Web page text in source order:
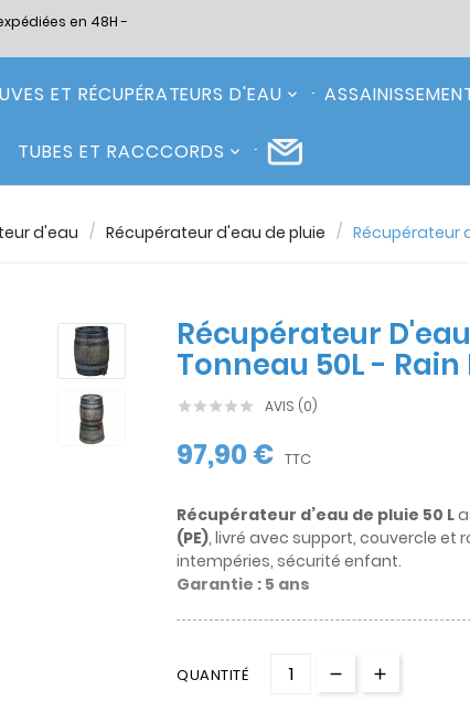
en 48H -
ET RÉCUPÉRATEURS D'EAU
TUBES ET RACCCORDS
d'eau Récupérateur d'eau de pluie Récupérateur
Récupérateur
Tonneau 50L -
     AVIS (0)
97,90 € TTC
Récupérateur d’eau de pluie 50 L
(PE), livré avec support, couvercle et
intempéries, sécurité enfant.
Garantie : 5 ans
QUANTITÉ